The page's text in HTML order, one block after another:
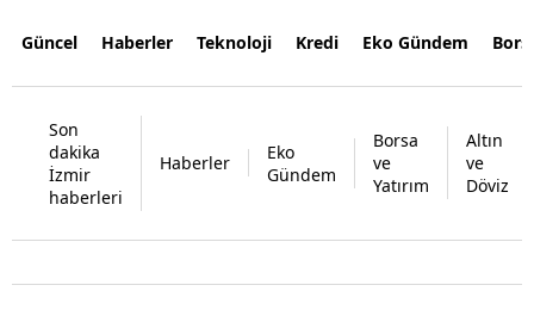
Güncel Haberler Teknoloji Kredi Eko Gündem
Son
dakika
İzmir
haberleri
Haberler
Eko
Gündem
Borsa
ve
Yatırım
Altın
ve
Döviz